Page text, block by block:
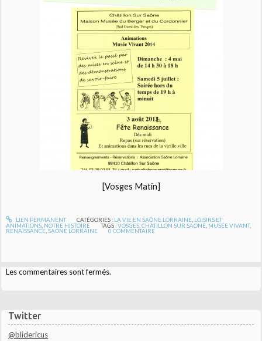
Twitter
@blidericus
[Vosges Matin]
LIEN PERMANENT CATÉGORIES : LA VIE EN SAÔNE LORRAINE, LOISIRS ET
ANIMATIONS NOTRE HISTOIRE TAGS :VOSGES ,CHATILLON SUR SAONE MUSÉE VIVANT,
RENAISSANCE ,SAONE LORRAINE 0 COMMENTAIRE
Les commentaires sont fermés.